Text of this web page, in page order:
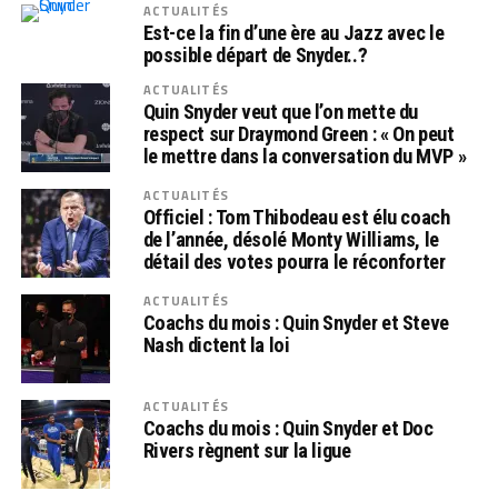
ACTUALITÉS
Est-ce la fin d’une ère au Jazz avec le
possible départ de Snyder..?
ACTUALITÉS
Quin Snyder veut que l’on mette du
respect sur Draymond Green : « On peut
le mettre dans la conversation du MVP »
ACTUALITÉS
Officiel : Tom Thibodeau est élu coach
de l’année, désolé Monty Williams, le
détail des votes pourra le réconforter
ACTUALITÉS
Coachs du mois : Quin Snyder et Steve
Nash dictent la loi
ACTUALITÉS
Coachs du mois : Quin Snyder et Doc
Rivers règnent sur la ligue